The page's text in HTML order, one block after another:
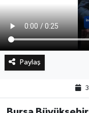
Paylaş